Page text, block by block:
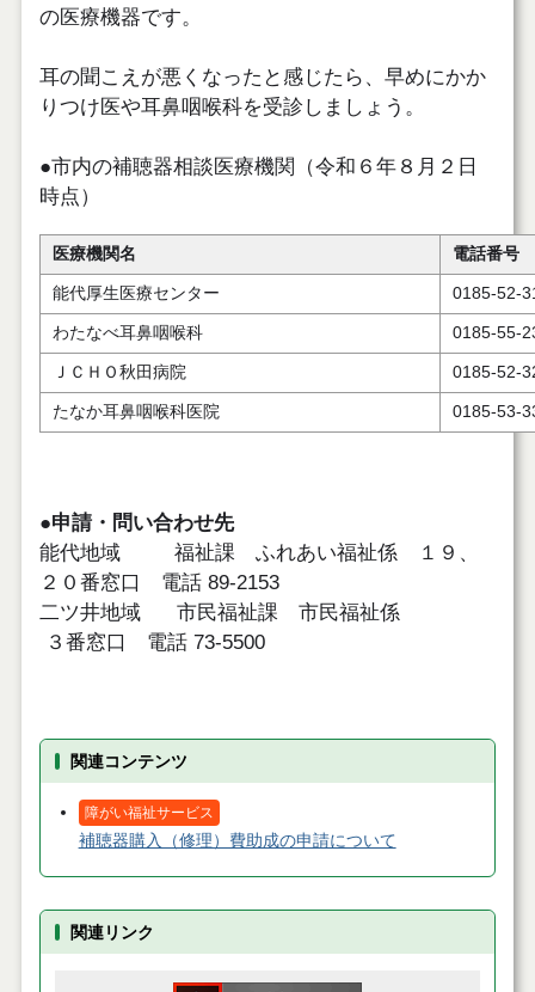
の医療機器です。
耳の聞こえが悪くなったと感じたら、早めにかか
りつけ医や耳鼻咽喉科を受診しましょう。
●市内の補聴器相談医療機関（令和６年８月２日
時点）
医療機関名 電話番号
能代厚生医療センター 0185-52-
わたなべ耳鼻咽喉科 0185-55-
ＪＣＨＯ秋田病院 0185-52-
たなか耳鼻咽喉科医院 0185-53-
●申請・問い合わせ先
能代地域 福祉課 ふれあい福祉係 １９、
２０番窓口 電話 89-2153
二ツ井地域 市民福祉課 市民福祉係
３番窓口 電話 73-5500
関連コンテンツ
障がい福祉サービス
補聴器購入（修理）費助成の申請について
関連リンク